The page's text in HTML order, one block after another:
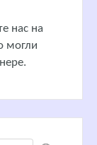
нас на
могли